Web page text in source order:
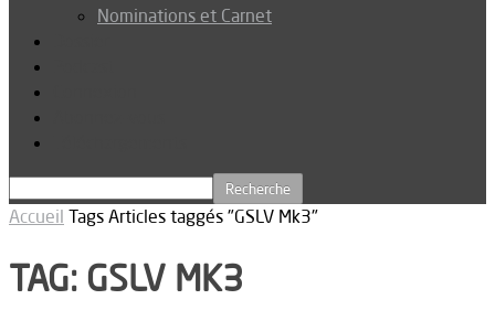
Nominations et Carnet
Accueil Tags Articles taggés "GSLV Mk3"
TAG: GSLV MK3